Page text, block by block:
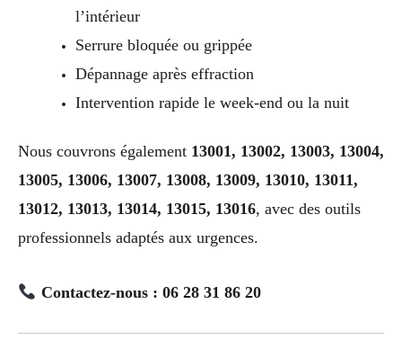
l’intérieur
Serrure bloquée ou grippée
Dépannage après effraction
Intervention rapide le week-end ou la nuit
Nous couvrons également 13001, 13002, 13003, 13004,
13005, 13006, 13007, 13008, 13009, 13010, 13011,
13012, 13013, 13014, 13015, 13016, avec des outils
professionnels adaptés aux urgences.
Contactez-nous : 06 28 31 86 20